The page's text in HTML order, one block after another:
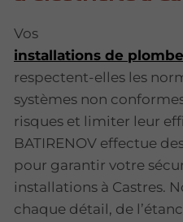
Vos
installations de
respectent-elles les
systèmes non
risques et limiter leur
BATIRENOV effectue
pour garantir votre
installations à Castres.
chaque détail, de